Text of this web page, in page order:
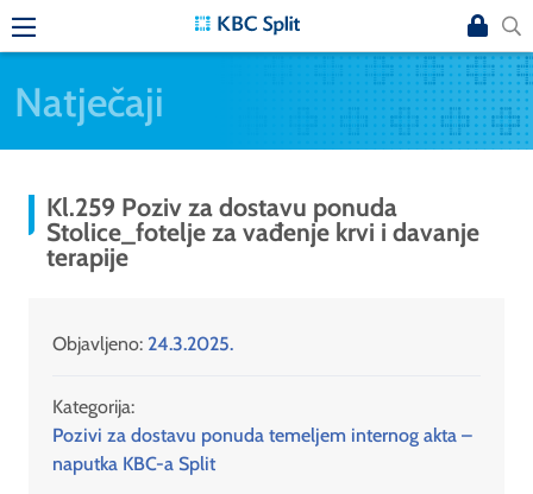
Natječaji
Kl.259 Poziv za dostavu ponuda
Stolice_fotelje za vađenje krvi i davanje
terapije
Objavljeno: 24.3.2025.
Kategorija:
Pozivi za dostavu ponuda temeljem internog akta –
naputka KBC-a Split